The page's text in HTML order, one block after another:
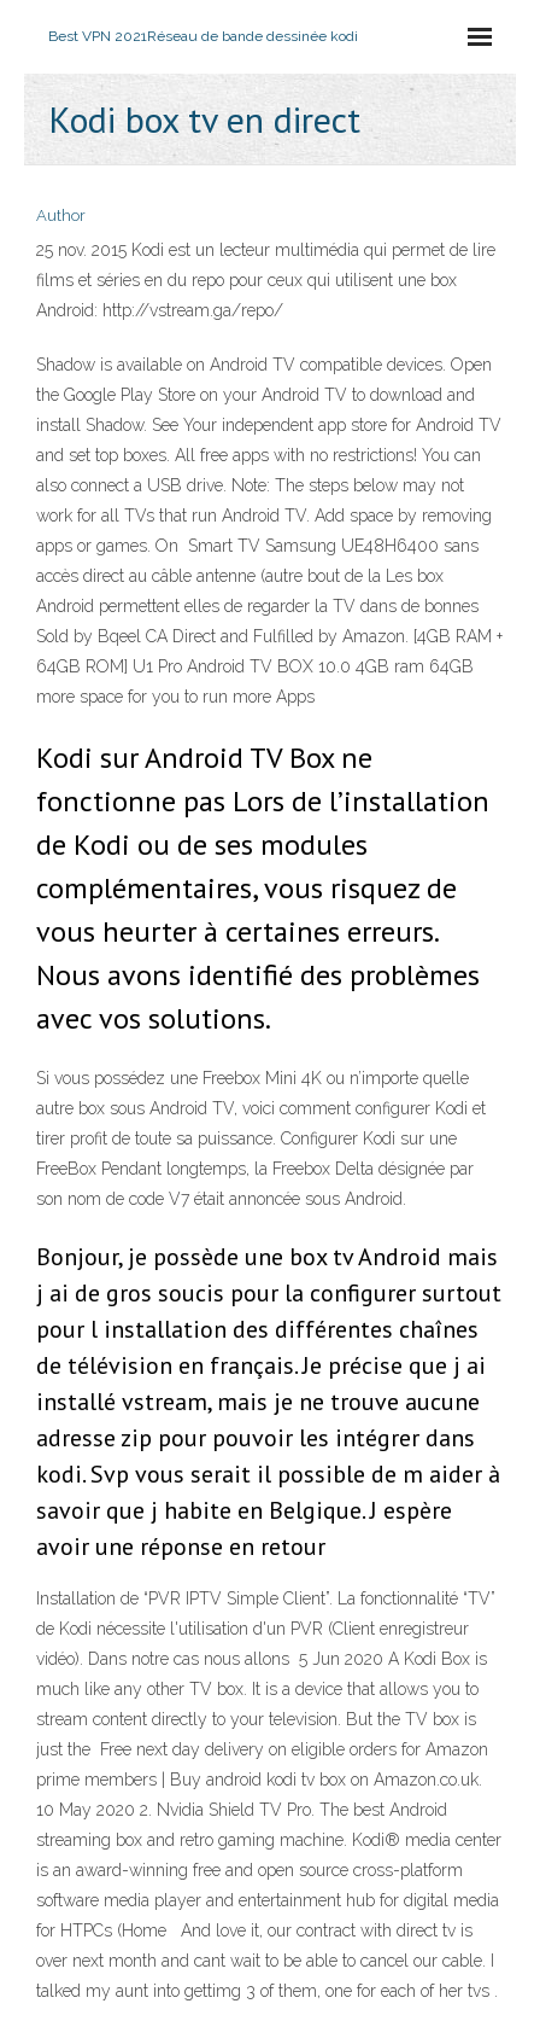
Best VPN 2021Réseau de bande dessinée kodi
Kodi box tv en direct
Author
25 nov. 2015 Kodi est un lecteur multimédia qui permet de lire
films et séries en du repo pour ceux qui utilisent une box
Android: http://vstream.ga/repo/
Shadow is available on Android TV compatible devices. Open
the Google Play Store on your Android TV to download and
install Shadow. See Your independent app store for Android TV
and set top boxes. All free apps with no restrictions! You can
also connect a USB drive. Note: The steps below may not
work for all TVs that run Android TV. Add space by removing
apps or games. On Smart TV Samsung UE48H6400 sans
accès direct au câble antenne (autre bout de la Les box
Android permettent elles de regarder la TV dans de bonnes
Sold by Bqeel CA Direct and Fulfilled by Amazon. [4GB RAM +
64GB ROM] U1 Pro Android TV BOX 10.0 4GB ram 64GB
more space for you to run more Apps
Kodi sur Android TV Box ne
fonctionne pas Lors de l’installation
de Kodi ou de ses modules
complémentaires, vous risquez de
vous heurter à certaines erreurs.
Nous avons identifié des problèmes
avec vos solutions.
Si vous possédez une Freebox Mini 4K ou n’importe quelle
autre box sous Android TV, voici comment configurer Kodi et
tirer profit de toute sa puissance. Configurer Kodi sur une
FreeBox Pendant longtemps, la Freebox Delta désignée par
son nom de code V7 était annoncée sous Android.
Bonjour, je possède une box tv Android mais
j ai de gros soucis pour la configurer surtout
pour l installation des différentes chaînes
de télévision en français. Je précise que j ai
installé vstream, mais je ne trouve aucune
adresse zip pour pouvoir les intégrer dans
kodi. Svp vous serait il possible de m aider à
savoir que j habite en Belgique. J espère
avoir une réponse en retour
Installation de “PVR IPTV Simple Client”. La fonctionnalité “TV”
de Kodi nécessite l'utilisation d'un PVR (Client enregistreur
vidéo). Dans notre cas nous allons 5 Jun 2020 A Kodi Box is
much like any other TV box. It is a device that allows you to
stream content directly to your television. But the TV box is
just the Free next day delivery on eligible orders for Amazon
prime members | Buy android kodi tv box on Amazon.co.uk.
10 May 2020 2. Nvidia Shield TV Pro. The best Android
streaming box and retro gaming machine. Kodi® media center
is an award-winning free and open source cross-platform
software media player and entertainment hub for digital media
for HTPCs (Home And love it, our contract with direct tv is
over next month and cant wait to be able to cancel our cable. I
talked my aunt into gettimg 3 of them, one for each of her tvs .